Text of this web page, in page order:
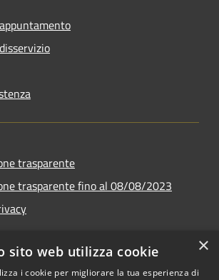
trasparente
trasparente fino al 08/08/2023
di accessibilità
×
sito web utilizza cookie
i cookie per migliorare la tua esperienza di